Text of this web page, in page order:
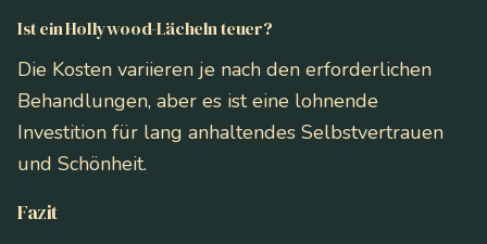
Ist ein Hollywood-Lächeln teuer?
Die Kosten variieren je nach den erforderlichen
Behandlungen, aber es ist eine lohnende
Investition für lang anhaltendes Selbstvertrauen
und Schönheit.
Fazit